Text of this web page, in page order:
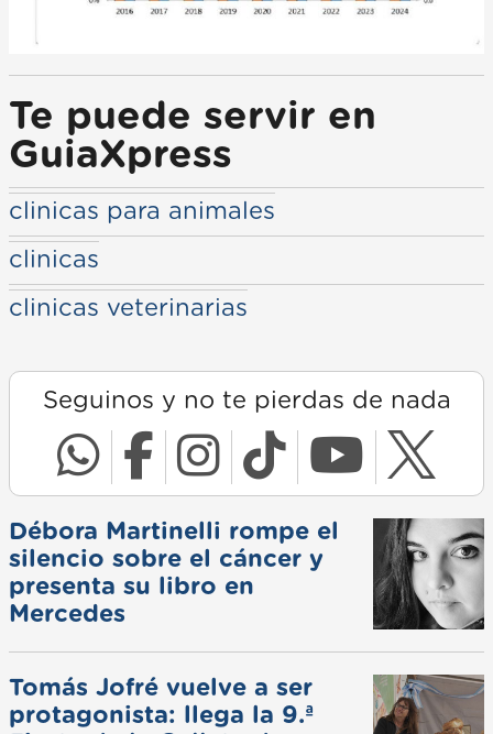
Te puede servir en
GuiaXpress
clinicas para animales
clinicas
clinicas veterinarias
Seguinos y no te pierdas de nada
Débora Martinelli rompe el
silencio sobre el cáncer y
presenta su libro en
Mercedes
Tomás Jofré vuelve a ser
protagonista: llega la 9.ª